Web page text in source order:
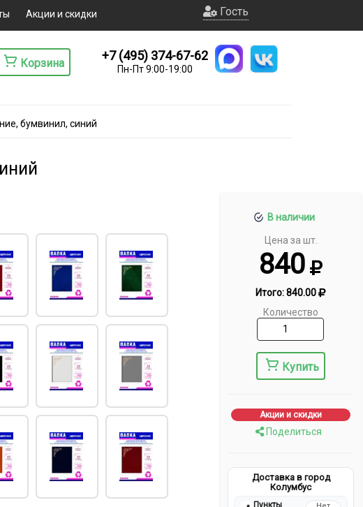
Акции и скидки Гость
Корзина
+7 (495) 374-67-62
Пн-Пт 9:00-19:00
бумвинил, синий
В наличии
Цена за шт.
840
Итого:840.00
Количество
Купить
Акции и скидки
Поделиться
Доставка в город
Колумбус
Пункты